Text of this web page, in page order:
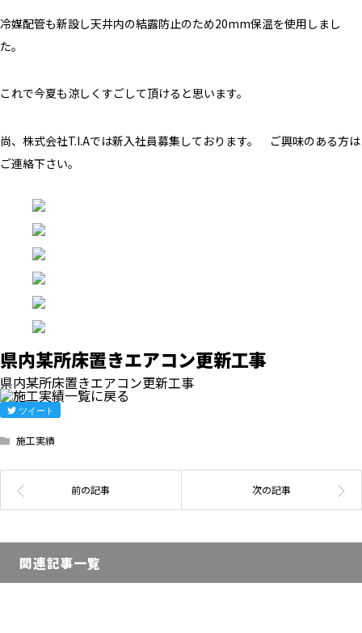
冷媒配管も新設し天井内の結露防止のため20mm保温を使用しまし
た。
これで今夏も涼しくすごして頂けると思います。
尚、株式会社T.I.Aでは新入社員募集しております。 ご興味のある方は
ご連絡下さい。
県内某所床置きエアコン更新工事
県内某所床置きエアコン更新工事
ツイート
施工実績
関連記事一覧